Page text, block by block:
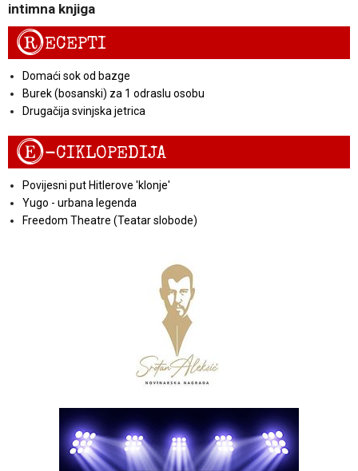
intimna knjiga
RECEPTI
Domaći sok od bazge
Burek (bosanski) za 1 odraslu osobu
Drugačija svinjska jetrica
E-CIKLOPEDIJA
Povijesni put Hitlerove 'klonje'
Yugo - urbana legenda
Freedom Theatre (Teatar slobode)